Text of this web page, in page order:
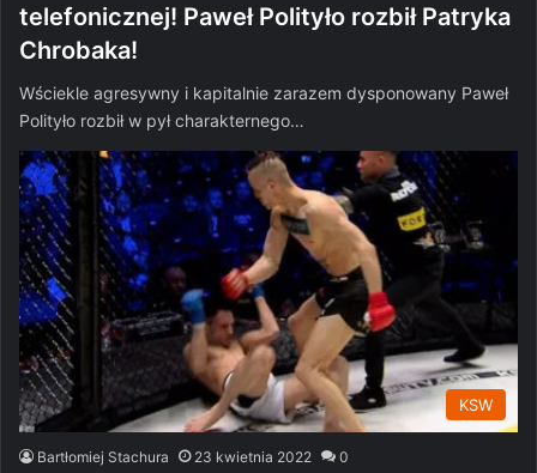
telefonicznej! Paweł Polityło rozbił Patryka
Chrobaka!
Wściekle agresywny i kapitalnie zarazem dysponowany Paweł
Polityło rozbił w pył charakternego…
KSW
Bartłomiej Stachura 23 kwietnia 2022 0